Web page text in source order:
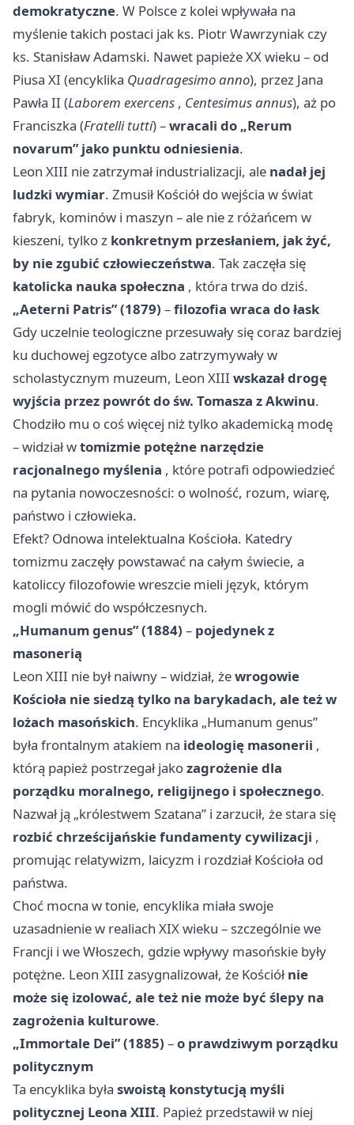
demokratyczne. W Polsce z kolei wpływała na
myślenie takich postaci jak ks. Piotr Wawrzyniak czy
ks. Stanisław Adamski. Nawet papieże XX wieku – od
Piusa XI (encyklika Quadragesimo anno), przez Jana
Pawła II (Laborem exercens , Centesimus annus), aż po
Franciszka (Fratelli tutti) –wracali do „Rerum
novarum” jako punktu odniesienia.
Leon XIII nie zatrzymał industrializacji, ale nadał jej
ludzki wymiar. Zmusił Kościół do wejścia w świat
fabryk, kominów i maszyn – ale nie z różańcem w
kieszeni, tylko z konkretnym przesłaniem, jak żyć,
by nie zgubić człowieczeństwa. Tak zaczęła się
katolicka nauka społeczna , która trwa do dziś.
„Aeterni Patris” (1879) –filozofia wraca do łask
Gdy uczelnie teologiczne przesuwały się coraz bardziej
ku duchowej egzotyce albo zatrzymywały w
scholastycznym muzeum, Leon XIII wskazał drogę
wyjścia przez powrót do św. Tomasza z Akwinu.
Chodziło mu o coś więcej niż tylko akademicką modę
– widział wtomizmie potężne narzędzie
racjonalnego myślenia , które potrafi odpowiedzieć
na pytania nowoczesności: o wolność, rozum, wiarę,
państwo i człowieka.
Efekt? Odnowa intelektualna Kościoła. Katedry
tomizmu zaczęły powstawać na całym świecie, a
katoliccy filozofowie wreszcie mieli język, którym
mogli mówić do współczesnych.
„Humanum genus” (1884) – pojedynek z
masonerią
Leon XIII nie był naiwny – widział, żewrogowie
Kościoła nie siedzą tylko na barykadach, ale też w
lożach masońskich. Encyklika „Humanum genus”
była frontalnym atakiem na ideologię masonerii ,
którą papież postrzegał jakozagrożenie dla
porządku moralnego, religijnego i społecznego.
Nazwał ją „królestwem Szatana” i zarzucił, że stara się
rozbić chrześcijańskie fundamenty cywilizacji ,
promując relatywizm, laicyzm i rozdział Kościoła od
państwa.
Choć mocna w tonie, encyklika miała swoje
uzasadnienie w realiach XIX wieku – szczególnie we
Francji i we Włoszech, gdzie wpływy masońskie były
potężne. Leon XIII zasygnalizował, że Kościółnie
może się izolować, ale też nie może być ślepy na
zagrożenia kulturowe.
„Immortale Dei” (1885) –o prawdziwym porządku
politycznym
Ta encyklika była swoistą konstytucją myśli
politycznej Leona XIII. Papież przedstawił w niej